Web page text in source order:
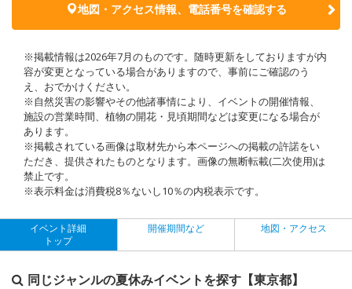
地図・アクセス情報、電話番号を確認する
※掲載情報は2026年7月のものです。随時更新をしておりますが内
容が変更となっている場合がありますので、事前にご確認のう
え、おでかけください。
※自然災害の影響やその他諸事情により、イベントの開催情報、
施設の営業時間、植物の開花・見頃期間などは変更になる場合が
あります。
※掲載されている画像は取材先から本ページへの掲載の許諾をい
ただき、提供されたものとなります。画像の無断転載(二次使用)は
禁止です。
※表示料金は消費税8％ないし10％の内税表示です。
イベント詳細
トップ
開催期間など 地図・アクセス
同じジャンルの夏休みイベントを探す【東京都】